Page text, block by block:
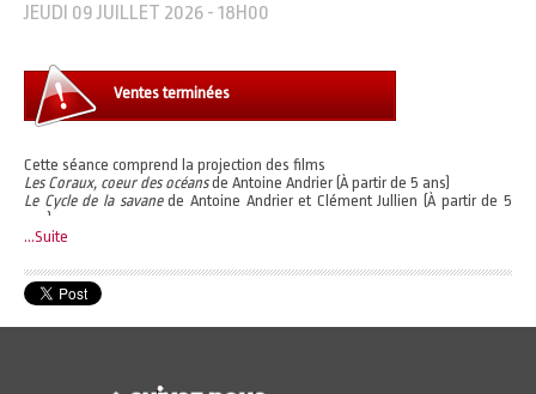
JEUDI 09 JUILLET 2026 - 18H00
Ventes terminées
Cette séance comprend la projection des films
Les Coraux, coeur des océansde Antoine Andrier (À partir de 5 ans)
Le Cycle de la savanede Antoine Andrier et Clément Jullien (À partir de 5
ans)
Amérique centrale, entre jungle et océan
Accès à l'expérience immersive à l'heure de votre choix.
Horaires d'ouverture :
https://www.forumdesimages.fr/faq-immersion-sauvage#23068
...Suite